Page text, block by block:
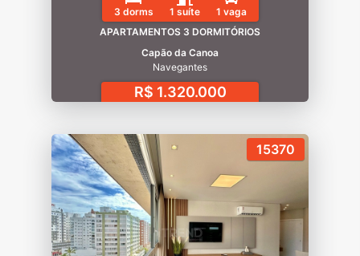
3 dorms 1 suíte
1 vaga
APARTAMENTOS 3 DORMITÓRIOS
Capão da Canoa
Navegantes
R$ 1.320.000
15370